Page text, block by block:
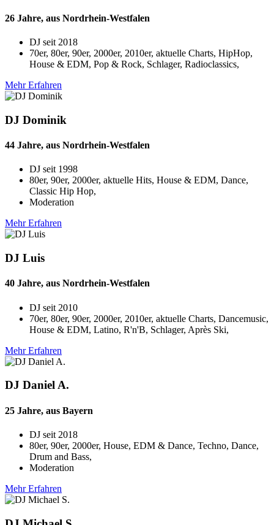
26 Jahre, aus Nordrhein-Westfalen
DJ seit 2018
70er, 80er, 90er, 2000er, 2010er, aktuelle Charts, HipHop,
House & EDM, Pop & Rock, Schlager, Radioclassics,
Mehr Erfahren
DJ Dominik
44 Jahre, aus Nordrhein-Westfalen
DJ seit 1998
80er, 90er, 2000er, aktuelle Hits, House & EDM, Dance,
Classic Hip Hop,
Moderation
Mehr Erfahren
DJ Luis
40 Jahre, aus Nordrhein-Westfalen
DJ seit 2010
70er, 80er, 90er, 2000er, 2010er, aktuelle Charts, Dancemusic,
House & EDM, Latino, R'n'B, Schlager, Après Ski,
Mehr Erfahren
DJ Daniel A.
25 Jahre, aus Bayern
DJ seit 2018
80er, 90er, 2000er, House, EDM & Dance, Techno, Dance,
Drum and Bass,
Moderation
Mehr Erfahren